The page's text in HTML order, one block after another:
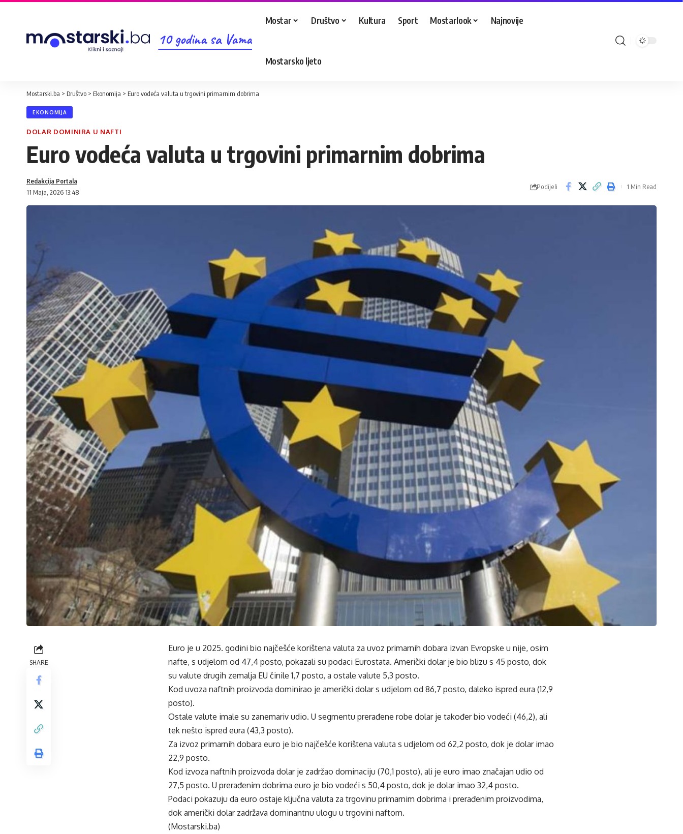
10 godina sa Vama
Mostar Društvo Kultura Sport Mostarlook Najnovije
Mostarsko ljeto
Mostarski.ba > Društvo > Ekonomija > Euro vodeća valuta u trgovini primarnim dobrima
EKONOMIJA
DOLAR DOMINIRA U NAFTI
Euro vodeća valuta u trgovini primarnim dobrima
11 Maja, 2026 13:48
Redakcija Portala
Podijeli 1 Min Read
SHARE
Euro je u 2025. godini bio najčešće korištena valuta za uvoz primarnih dobara izvan Evropske u nije, osim
nafte, s udjelom od 47,4 posto, pokazali su podaci Eurostata. Američki dolar je bio blizu s 45 posto, dok
su valute drugih zemalja EU činile 1,7 posto, a ostale valute 5,3 posto.
Kod uvoza naftnih proizvoda dominirao je američki dolar s udjelom od 86,7 posto, daleko ispred eura (12,9
posto).
Ostale valute imale su zanemariv udio. U segmentu prerađene robe dolar je također bio vodeći (46,2), ali
tek nešto ispred eura (43,3 posto).
Za izvoz primarnih dobara euro je bio najčešće korištena valuta s udjelom od 62,2 posto, dok je dolar imao
22,9 posto.
Kod izvoza naftnih proizvoda dolar je zadržao dominaciju (70,1 posto), ali je euro imao značajan udio od
27,5 posto. U prerađenim dobrima euro je bio vodeći s 50,4 posto, dok je dolar imao 32,4 posto.
Podaci pokazuju da euro ostaje ključna valuta za trgovinu primarnim dobrima i prerađenim proizvodima,
dok američki dolar zadržava dominantnu ulogu u trgovini naftom.
(Mostarski.ba)